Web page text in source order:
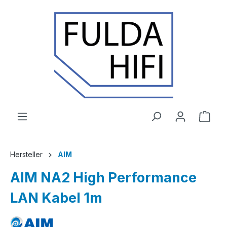
Zum Hauptinhalt springen
Hersteller AIM
AIM NA2 High Performance
LAN Kabel 1m